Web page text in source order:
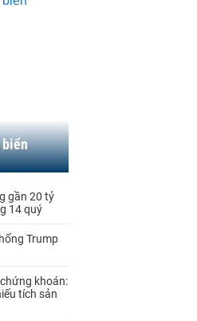
biển
gần 20 tỷ
14 quý
Trump
khoán:
tích sản